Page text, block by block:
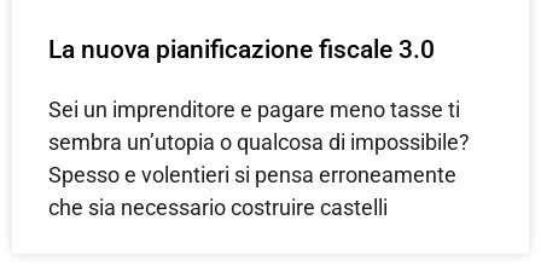
La nuova pianificazione fiscale 3.0
Sei un imprenditore e pagare meno tasse ti
sembra un’utopia o qualcosa di impossibile?
Spesso e volentieri si pensa erroneamente
che sia necessario costruire castelli